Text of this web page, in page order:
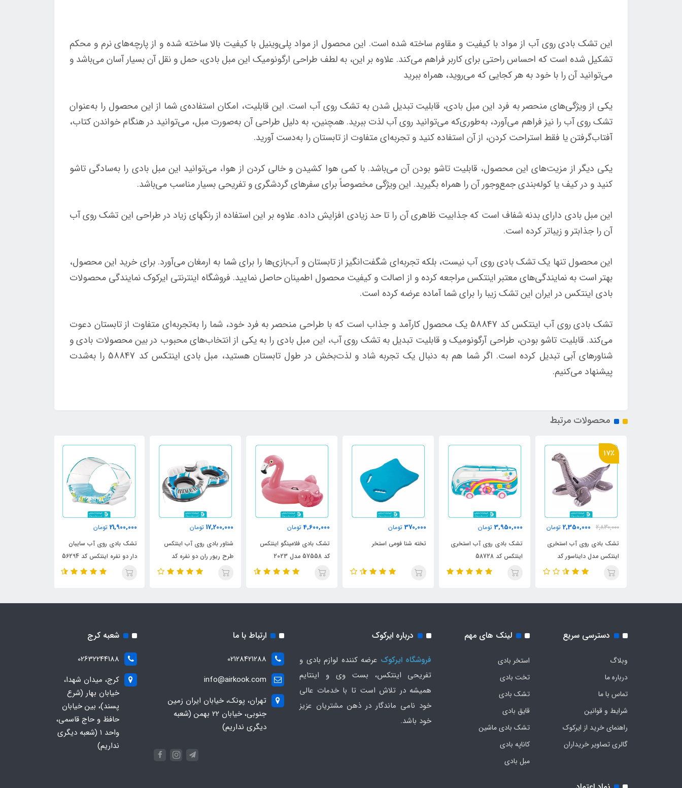
این تشک بادی روی آب از مواد با کیفیت و مقاوم ساخته شده است. این محصول از مواد پلی‌وینیل با کیفیت بالا ساخته شده و از پارچه‌های نرم و محکم
تشکیل شده است که احساس راحتی برای کاربر فراهم می‌کند. علاوه بر این، به لطف طراحی ارگونومیک این مبل بادی، حمل و نقل آن بسیار آسان می‌باشد و
می‌توانید آن را با خود به هر کجایی که می‌روید، همراه ببرید
یکی از ویژگی‌های منحصر به فرد این مبل بادی، قابلیت تبدیل شدن به تشک روی آب است. این قابلیت، امکان استفاده‌ی شما از این محصول را به‌عنوان
تشک روی آب را نیز فراهم می‌آورد، به‌طوری‌که می‌توانید روی آب لذت ببرید. همچنین، به دلیل طراحی آن به‌صورت مبل، می‌توانید در هنگام خواندن کتاب،
آفتاب‌گرفتن یا فقط استراحت کردن، از آن استفاده کنید و تجربه‌ای متفاوت از تابستان را به‌دست آورید.
یکی دیگر از مزیت‌های این محصول، قابلیت تاشو بودن آن می‌باشد. با کمی هوا کشیدن و خالی کردن از هوا، می‌توانید این مبل بادی را به‌سادگی تاشو
کنید و در کیف یا کوله‌بندی جمع‌وجور آن را همراه بگیرید. این ویژگی مخصوصاً برای سفرهای گردشگری و تفریحی بسیار مناسب می‌باشد.
این مبل بادی دارای بدنه شفاف است که جذابیت ظاهری آن را تا حد زیادی افزایش داده. علاوه بر این استفاده از رنگهای زیاد در طراحی این تشک روی آب
آن را جذابتر و زیباتر کرده است.
این محصول تنها یک تشک بادی روی آب نیست، بلکه تجربه‌ای شگفت‌انگیز از تابستان و آب‌بازی‌ها را برای شما به ارمغان می‌آورد. برای خرید این محصول،
بهتر است به نمایندگی‌های معتبر اینتکس مراجعه کرده و از اصالت و کیفیت محصول اطمینان حاصل نمایید. فروشگاه اینترنتی ایرکوک نمایندگی محصولات
بادی اینتکس در ایران این تشک زیبا را برای شما آماده عرضه کرده است.
تشک بادی روی آب اینتکس کد 58847 یک محصول کارآمد و جذاب است که با طراحی منحصر به فرد خود، شما را به‌تجربه‌ای متفاوت از تابستان دعوت
می‌کند. قابلیت تاشو بودن، طراحی آرگونومیک و قابلیت تبدیل به تشک روی آب، این مبل بادی را به یکی از انتخاب‌های محبوب در بین محصولات بادی و
شناورهای آبی تبدیل کرده است. اگر شما هم به دنبال یک تجربه شاد و لذت‌بخش در طول تابستان هستید، مبل بادی اینتکس کد 58847 را به‌شدت
پیشنهاد می‌کنیم.
محصولات مرتبط
17٪
2,830,000
2,350,000 تومان
تشک بادی روی آب استخری
اینتکس مدل دایناسور کد
57584
3,950,000 تومان
تشک بادی روی آب استخری
اینتکس کد 58728
370,000 تومان
تخته شنا فومی استخر
4,600,000 تومان
تشک بادی فلامینگو اینتکس
کد 57558 مدل 2023
17,200,000 تومان
شناور بادی روی آب اینتکس
طرح ریور ران دو نفره کد
56827
21,900,000 تومان
تشک بادی روی آب سایبان
دار دو نفره اینتکس کد 56294
دسترسی سریع
وبلاگ
درباره ما
تماس با ما
شرایط و قوانین
راهنمای خرید از ایرکوک
گالری تصاویر خریداران
لینک های مهم
استخر بادی
تخت بادی
تشک بادی
قایق بادی
تشک بادی ماشین
کاناپه بادی
مبل بادی
درباره ایرکوک
فروشگاه ایرکوک عرضه کننده لوازم بادی و
تفریحی اینتکس، بست وی و اینتایم
همیشه در تلاش است تا با خدمات عالی
خود نامی ماندگار در ذهن مشتریان عزیز
خود باشد.
ارتباط با ما
02128421288
info@airkook.com
تهران، پونک، خیابان ایران زمین
جنوبی، خیابان 22 بهمن (شعبه
دیگری نداریم)
شعبه کرج
02632244188
کرج، میدان شهدا،
خیابان بهار (شرع
پسند)، بین خیابان
حافظ و حاج قاسمی،
واحد ۱ (شعبه دیگری
نداریم)